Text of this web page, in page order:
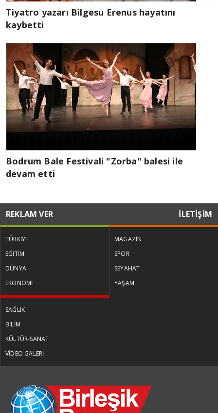
Tiyatro yazarı Bilgesu Erenus hayatını
kaybetti
Bodrum Bale Festivali "Zorba" balesi ile
devam etti
REKLAM VER İLETİŞİM
TÜRKİYE
EĞİTİM
DÜNYA
EKONOMİ
MAGAZİN
SPOR
SEYAHAT
YAŞAM
SAĞLIK
BİLİM
KÜLTÜR-SANAT
VİDEO GALERİ